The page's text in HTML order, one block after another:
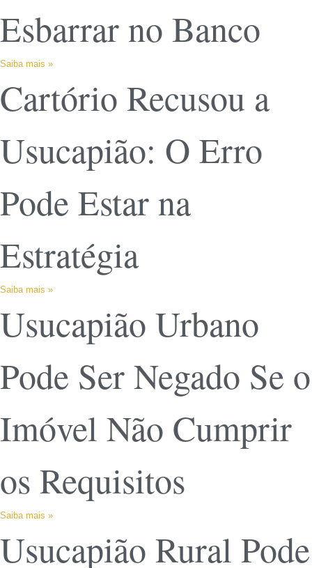
Esbarrar no Banco
Saiba mais »
Cartório Recusou a
Usucapião: O Erro
Pode Estar na
Estratégia
Saiba mais »
Usucapião Urbano
Pode Ser Negado Se o
Imóvel Não Cumprir
os Requisitos
Saiba mais »
Usucapião Rural Pode